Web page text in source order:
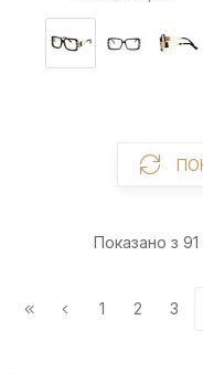
Показано з 91
1 2 3